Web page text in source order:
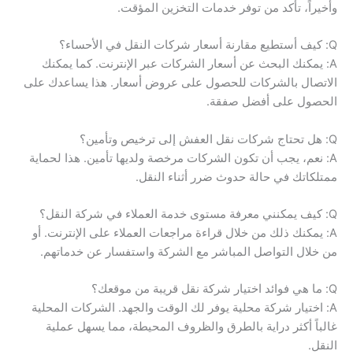
وأخيراً، تأكد من توفر خدمات التخزين المؤقت.
Q: كيف أستطيع مقارنة أسعار شركات النقل في الأحساء؟
A: يمكنك البحث عن أسعار الشركات عبر الإنترنت. كما يمكنك
الاتصال بالشركات للحصول على عروض أسعار. هذا يساعدك على
الحصول على أفضل صفقة.
Q: هل تحتاج شركات نقل العفش إلى ترخيص وتأمين؟
A: نعم، يجب أن تكون الشركات مرخصة ولديها تأمين. هذا لحماية
ممتلكاتك في حالة حدوث ضرر أثناء النقل.
Q: كيف يمكنني معرفة مستوى خدمة العملاء في شركة النقل؟
A: يمكنك ذلك من خلال قراءة مراجعات العملاء على الإنترنت. أو
من خلال التواصل المباشر مع الشركة واستفسار عن خدماتهم.
Q: ما هي فوائد اختيار شركة نقل قريبة من موقعك؟
A: اختيار شركة محلية يوفر لك الوقت والجهد. الشركات المحلية
غالباً أكثر دراية بالطرق والظروف المحيطة، مما يسهل عملية
النقل.